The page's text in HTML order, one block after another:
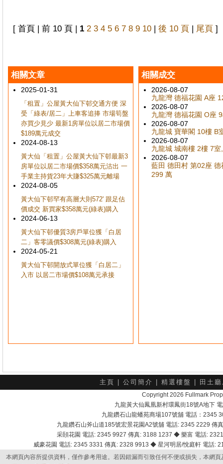
[ 首頁 | 前 10 頁 | 1 2 3 4 5 6 7 8 9 10 | 後 10 頁 | 尾頁 ]
相關文章
2025-01-31
「租置」公屋黃大仙下邨交通方便 深
受「綠表/居二」上車客追捧 市場筍盤
亦買少見少 最新1房單位以居二市場價
$189萬元成交
2024-08-13
黃大仙「租置」公屋黃大仙下邨最新3
房單位以居二市場價$358萬元沽出 一
手業主持貨23年大賺$325萬元離場
2024-08-05
黃大仙下邨罕有高層大則572' 跟足估
價成交 新買家$358萬元(綠表)購入
2024-06-13
黃大仙下邨優質3房戶單位獲「白居
二」客零議價$308萬元(綠表)購入
2024-05-21
黃大仙下邨開放式單位獲「白居二」
入市 以居二市場價$108萬元承接
相關成交
2026-08-07
九龍灣 德福花園 A座
2026-08-07
九龍灣 德福花園 O座
2026-08-07
九龍城 寶華閣 10樓 B
2026-08-07
九龍城 城南樓 2樓 7
2026-08-07
藍田 德田村 第02座
299 萬
主頁 公司簡介 精選樓盤 田土
Copyright 2026 Fullmark
九龍黃大仙鳳凰新村環鳳街18號A地下
九龍鑽石山龍蟠苑商場107號舖 電話：2345
九龍鑽石山斧山道185號宏景花園A2號舖 電話: 2345 2229
采頣花園 電話: 2345 9927 傳真: 3188 1237 ◆ 樂富 電話:
威豪花園 電話: 2345 3331 傳真: 2328 9913 ◆ 星河明居/悅庭軒 電話
本網頁內容所提供資料，僅作參考用途。若因錯漏而引致任何不便或損失，本網